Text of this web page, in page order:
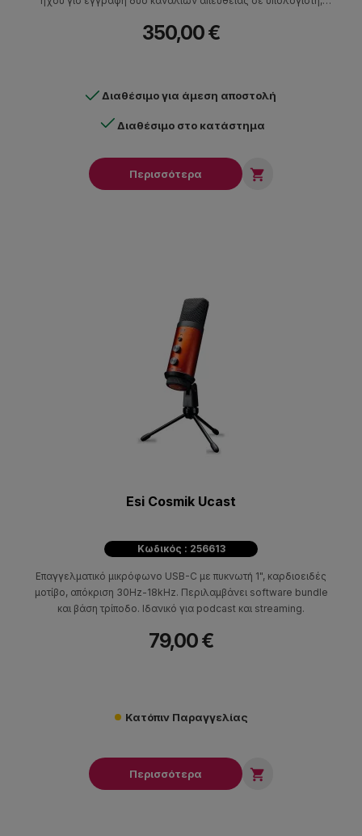
streaming. Το MV7i δίνει τη δυνατότητα σύνδεσης δεύτερου
350,00 €
Διαθέσιμο για άμεση αποστολή
Διαθέσιμο στο κατάστημα
Περισσότερα 
Esi Cosmik Ucast
Κωδικός : 256613
Επαγγελματικό μικρόφωνο USB-C με πυκνωτή 1", καρδιοειδές
μοτίβο, απόκριση 30Hz-18kHz. Περιλαμβάνει software bundle
και βάση τρίποδο. Ιδανικό για podcast και streaming.
79,00 €
Κατόπιν Παραγγελίας
Περισσότερα 